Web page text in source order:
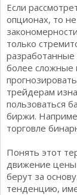
Если
опционах, то
только
более сложные
трейдерам
пользоваться
биржи.
торговле
Понять этот
движение цены
берут за
тенденцию,